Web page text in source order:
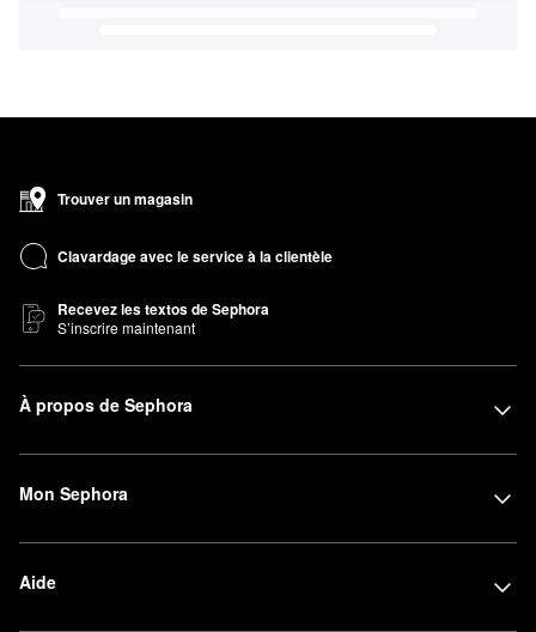
Trouver un magasin
Clavardage avec le service à la clientèle
Recevez les textos de Sephora
S’inscrire maintenant
À propos de Sephora
Mon Sephora
Aide